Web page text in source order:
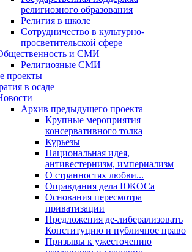
религиозного образования
Религия в школе
Сотрудничество в культурно-
просветительской сфере
и СМИ
Религиозные СМИ
проекты
в осаде
Архив предыдущего проекта
Крупные мероприятия
консервативного толка
Курьезы
Национальная идея,
антивестернизм, империализм
О странностях любви...
Оправдания дела ЮКОСа
Основания пересмотра
приватизации
Предложения де-либерализовать
Конституцию и публичное право
Призывы к ужесточению